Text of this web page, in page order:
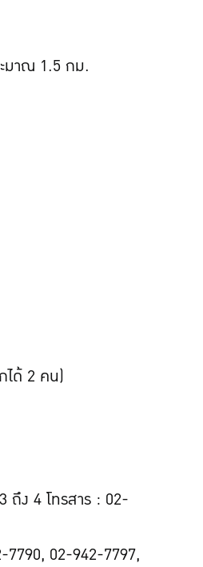
มาณ 1.5 กม.
ได้ 2 คน)
ง 4 โทรสาร : 02-
02-942-7797,